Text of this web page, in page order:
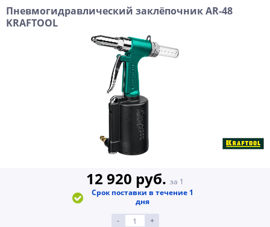
Пневмогидравлический заклёпочник AR-48
KRAFTOOL
12 920 руб. за 1
Срок поставки в течение 1
дня
-
+